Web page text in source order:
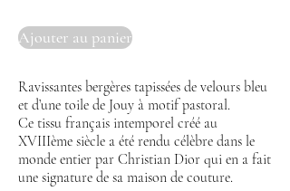
Ajouter au panier
Ravissantes bergères tapissées de velours bleu
et d’une toile de Jouy à motif pastoral.
Ce tissu français intemporel créé au
XVIIIème siècle a été rendu célèbre dans le
monde entier par Christian Dior qui en a fait
une signature de sa maison de couture.